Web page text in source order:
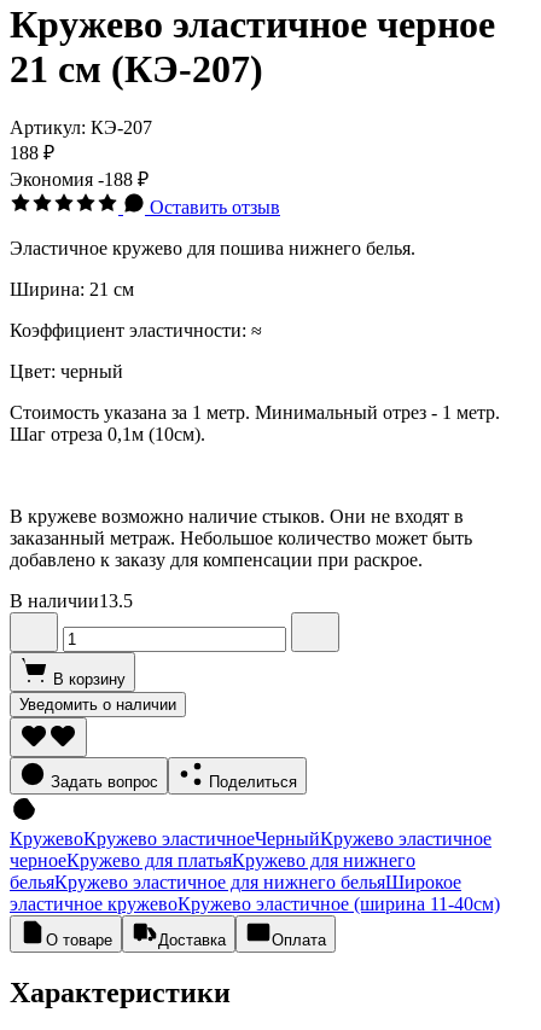
Кружево эластичное черное
21 см (КЭ-207)
Артикул: КЭ-207
188 ₽
Экономия -188 ₽
Оставить отзыв
Эластичное кружево для пошива нижнего белья.
Ширина: 21 см
Коэффициент эластичности: ≈
Цвет: черный
Стоимость указана за 1 метр. Минимальный отрез - 1 метр.
Шаг отреза 0,1м (10см).
В кружеве возможно наличие стыков. Они не входят в
заказанный метраж. Небольшое количество может быть
добавлено к заказу для компенсации при раскрое.
В наличии13.5
В корзину
Уведомить о наличии
Задать вопрос Поделиться
КружевоКружево эластичноеЧерныйКружево эластичное
черноеКружево для платьяКружево для нижнего
бельяКружево эластичное для нижнего бельяШирокое
эластичное кружевоКружево эластичное (ширина 11-40см)
О товаре Доставка Оплата
Характеристики